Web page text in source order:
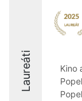
Laureáti
Kino